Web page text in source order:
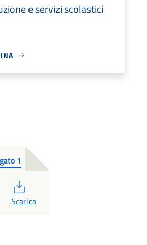
e servizi scolastici
1
PDF
Scarica